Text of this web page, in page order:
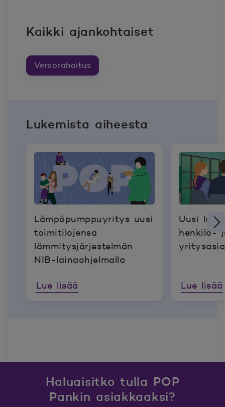
Kaikki ajankohtaiset
Versorahoitus
Lukemista aiheesta
Lämpöpumppuyritys uusi
toimitilojensa
lämmitysjärjestelmän
NIB-lainaohjelmalla
Lue lisää
Uusi
henkilö-
Lue lisää
Haluaisitko tulla POP
Pankin asiakkaaksi?